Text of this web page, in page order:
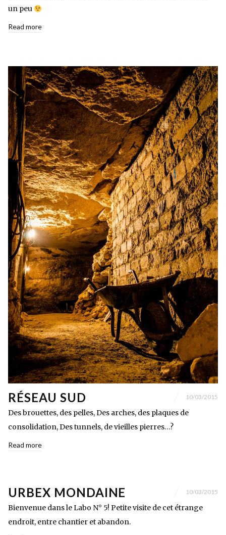
un peu
Read more
RÉSEAU SUD 10/03/2015
Des brouettes, des pelles, Des arches, des plaques de
consolidation, Des tunnels, de vieilles pierres…?
Read more
URBEX MONDAINE 10/03/2015
Bienvenue dans le Labo N° 5! Petite visite de cet étrange
endroit, entre chantier et abandon.